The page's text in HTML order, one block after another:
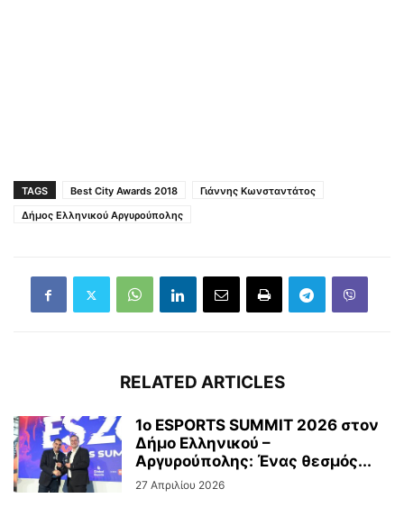
TAGS Best City Awards 2018
Γιάννης Κωνσταντάτος
Δήμος Ελληνικού Αργυρούπολης
RELATED ARTICLES
1ο ESPORTS SUMMIT 2026 στον
Δήμο Ελληνικού –
Αργυρούπολης: Ένας θεσμός...
27 Απριλίου 2026